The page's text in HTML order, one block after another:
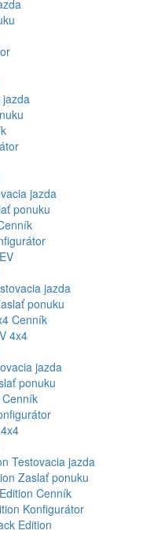
jazda
jazda
ponuku
jazda
ponuku
Cenník
4x4
jazda
ponuku
Cenník
Testovacia jazda
Zaslať ponuku
Cenník
Konfigurátor
Edition